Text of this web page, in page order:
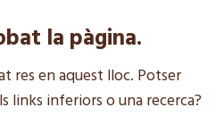
la pàgina.
res en aquest lloc. Potser
links inferiors o una recerca?